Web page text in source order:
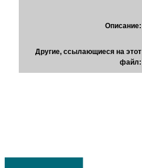
Описание:
Другие, ссылающиеся на этот
файл: